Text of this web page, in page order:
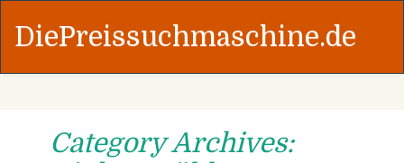
DiePreissuchmaschine.de
Category Archives: